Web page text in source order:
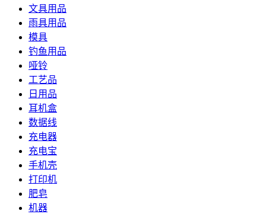
文具用品
雨具用品
模具
钓鱼用品
哑铃
工艺品
日用品
耳机盒
数据线
充电器
充电宝
手机壳
打印机
肥皂
机器